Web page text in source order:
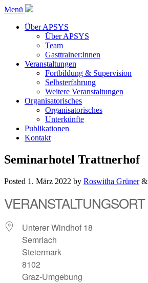
Menü
Über APSYS
Über APSYS
Team
Gasttrainer:innen
Veranstaltungen
Fortbildung & Supervision
Selbsterfahrung
Weitere Veranstaltungen
Organisatorisches
Organisatorisches
Unterkünfte
Publikationen
Kontakt
Seminarhotel Trattnerhof
Posted 1. März 2022 by Roswitha Grüner &
VERANSTALTUNGSORT
Unterer Windhof 18
Semriach
Steiermark
8102
Graz-Umgebung